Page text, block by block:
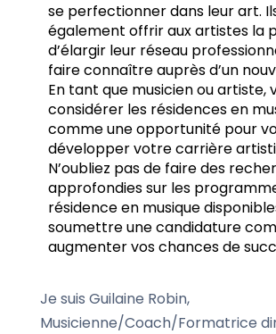
se perfectionner dans leur art.
également offrir aux artistes la
d’élargir leur réseau
faire connaître auprès d’un
En tant que musicien ou artiste,
considérer les résidences en
comme une opportunité pour
développer votre carrière
N’oubliez pas de faire des
approfondies sur les
résidence en musique
soumettre une candidature
augmenter vos chances de
Je suis Guilaine Robin,
Musicienne/Coach/Formatrice